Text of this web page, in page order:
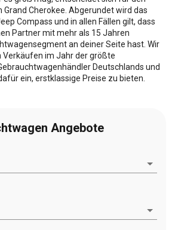
Grand Cherokee. Abgerundet wird das
Compass und in allen Fällen gilt, dass
Partner mit mehr als 15 Jahren
an deiner Seite hast. Wir
Verkäufen im Jahr der größte
Deutschlands und
ein, erstklassige Preise zu bieten.
Angebote